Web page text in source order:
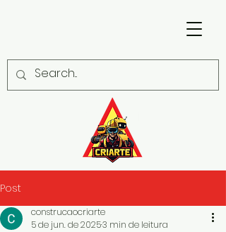
Post
construcaocriarte
5 de jun. de 20253 min de leitura